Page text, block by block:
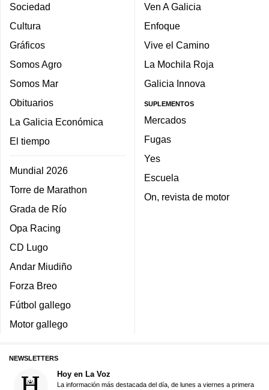
Sociedad
Cultura
Gráficos
Somos Agro
Somos Mar
Obituarios
La Galicia Económica
El tiempo
Mundial 2026
Torre de Marathon
Grada de Río
Opa Racing
CD Lugo
Andar Miudiño
Forza Breo
Fútbol gallego
Motor gallego
Ven A Galicia
Enfoque
Vive el Camino
La Mochila Roja
Galicia Innova
SUPLEMENTOS
Mercados
Fugas
Yes
Escuela
On, revista de motor
NEWSLETTERS
Hoy en La Voz
La información más destacada del día, de lunes a viernes a primera